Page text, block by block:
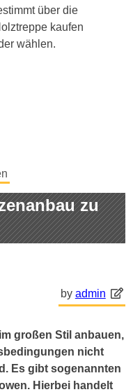
über die
kaufen
wählen.
zu
by admin
großen Stil anbauen,
nicht
Es gibt sogenannten
Hierbei handelt